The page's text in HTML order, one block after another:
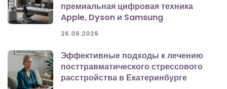
премиальная цифровая техника
Apple, Dyson и Samsung
26.06.2026
Эффективные подходы к лечению
посттравматического стрессового
расстройства в Екатеринбурге